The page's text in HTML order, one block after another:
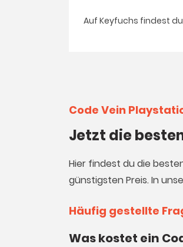
Auf Keyfuchs findest
Code Vein
Jetzt die
Hier findest du die
günstigsten Preis. In
Häufig gestellte
Was kostet ein